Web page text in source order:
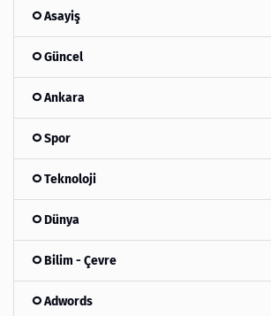
Asayiş
Güncel
Ankara
Spor
Teknoloji
Dünya
Bilim - Çevre
Adwords